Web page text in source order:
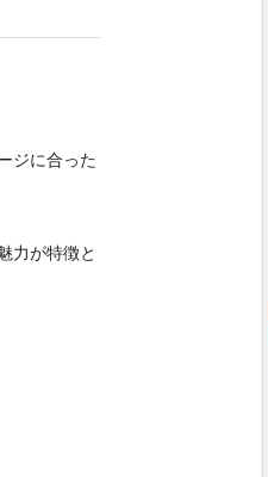
ジに合った
力が特徴と